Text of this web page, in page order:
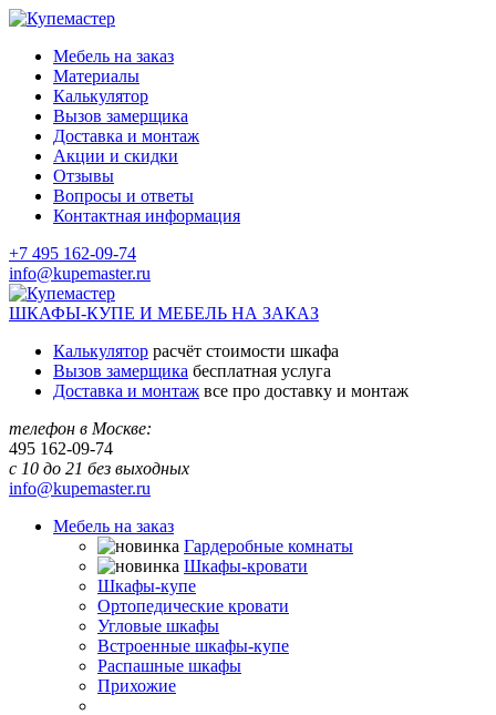
Мебель на заказ
Материалы
Калькулятор
Вызов замерщика
Доставка и монтаж
Акции и скидки
Отзывы
Вопросы и ответы
Контактная информация
+7 495 162-09-74
info@kupemaster.ru
ШКАФЫ-КУПЕ И МЕБЕЛЬ НА ЗАКАЗ
Калькулятор расчёт стоимости шкафа
Вызов замерщика бесплатная услуга
Доставка и монтаж все про доставку и монтаж
телефон в Москве:
495 162-09-74
с 10 до 21 без выходных
info@kupemaster.ru
Мебель на заказ
Гардеробные комнаты
Шкафы-кровати
Шкафы-купе
Ортопедические кровати
Угловые шкафы
Встроенные шкафы-купе
Распашные шкафы
Прихожие